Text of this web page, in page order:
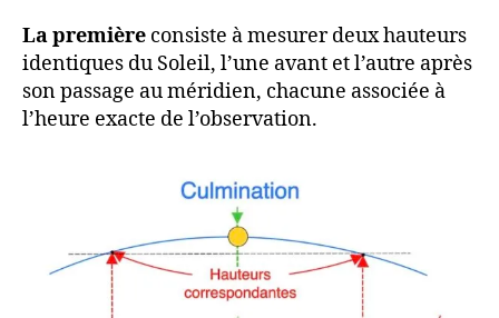
La première consiste à mesurer deux hauteurs
identiques du Soleil, l’une avant et l’autre après
son passage au méridien, chacune associée à
l’heure exacte de l’observation.